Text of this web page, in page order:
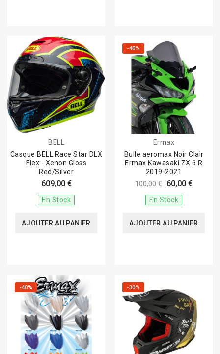
BELL
Casque BELL Race Star DLX
Flex - Xenon Gloss
Red/Silver
609,00 €
En Stock
AJOUTER AU PANIER
-40%
Ermax
Bulle aeromax Noir Clair
Ermax Kawasaki ZX 6 R
2019-2021
100,00 € 60,00 €
En Stock
AJOUTER AU PANIER
-40% -30%